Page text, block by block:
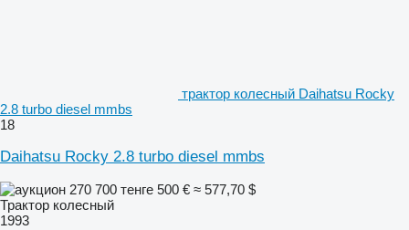
трактор колесный Daihatsu Rocky
2.8 turbo diesel mmbs
18
Daihatsu Rocky 2.8 turbo diesel mmbs
270 700 тенге 500 € ≈ 577,70 $
Трактор колесный
1993